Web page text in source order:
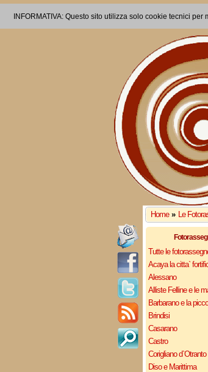
INFORMATIVA: Questo sito utilizza solo cookie tecnici
Home » Le
Tutte le
Acaya la citta`
Alessano
Alliste Felline e le
Barbarano e la
Brindisi
Casarano
Castro
Corigliano d`Otranto
Diso e Marittima